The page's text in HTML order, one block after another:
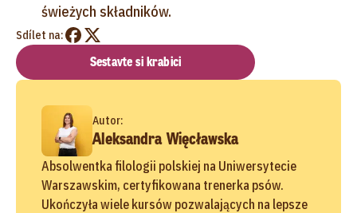
świeżych składników.
Sdílet na:
Sestavte si krabici
Autor:
Aleksandra Więcławska
Absolwentka filologii polskiej na Uniwersytecie
Warszawskim, certyfikowana trenerka psów.
Ukończyła wiele kursów pozwalających na lepsze